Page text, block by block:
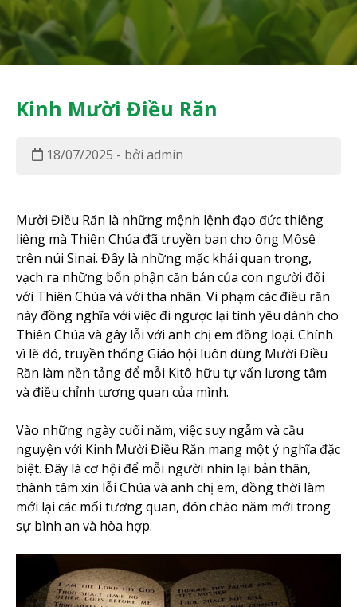
Kinh Mười Điều Răn
18/07/2025 - bởi admin
Mười Điều Răn là những mệnh lệnh đạo đức thiêng
liêng mà Thiên Chúa đã truyền ban cho ông Môsê
trên núi Sinai. Đây là những mặc khải quan trọng,
vạch ra những bổn phận căn bản của con người đối
với Thiên Chúa và với tha nhân. Vi phạm các điều răn
này đồng nghĩa với việc đi ngược lại tình yêu dành cho
Thiên Chúa và gây lỗi với anh chị em đồng loại. Chính
vì lẽ đó, truyền thống Giáo hội luôn dùng Mười Điều
Răn làm nền tảng để mỗi Kitô hữu tự vấn lương tâm
và điều chỉnh tương quan của mình.
Vào những ngày cuối năm, việc suy ngẫm và cầu
nguyện với Kinh Mười Điều Răn mang một ý nghĩa đặc
biệt. Đây là cơ hội để mỗi người nhìn lại bản thân,
thành tâm xin lỗi Chúa và anh chị em, đồng thời làm
mới lại các mối tương quan, đón chào năm mới trong
sự bình an và hòa hợp.